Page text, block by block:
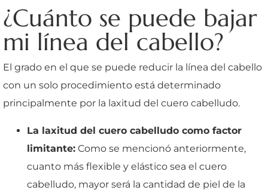
¿Cuánto se puede bajar
mi línea del cabello?
El grado en el que se puede reducir la línea del cabello
con un solo procedimiento está determinado
principalmente por la laxitud del cuero cabelludo.
La laxitud del cuero cabelludo como factor
limitante: Como se mencionó anteriormente,
cuanto más flexible y elástico sea el cuero
cabelludo, mayor será la cantidad de piel de la